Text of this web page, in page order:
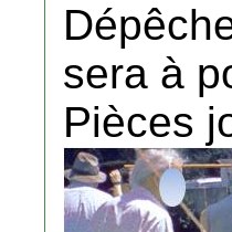
sera à
Pièces